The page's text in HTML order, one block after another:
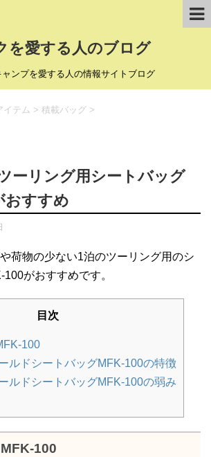
を愛する人のブログ
ンプを愛する人の情報サイトブログ
イテム > 積載バッグ >
ーリング用シートバッグ
おすすめ
荷物の少ない1泊のツーリング用のシ
がおすすめです。
目次
100
ルドシートバッグMFK-100の特徴
ルドシートバッグMFK-100の弱み
100